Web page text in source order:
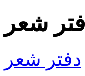
شعر
دفتر شعر